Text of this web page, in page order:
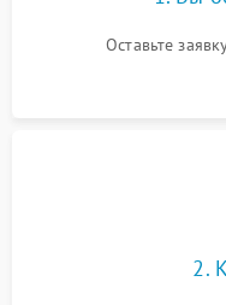
Оставьте
2.